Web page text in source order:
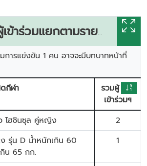
ร่วมแยกตามรายการแข่งขัน
มการแข่งขัน 1 คน อาจจะมีบทบาทหน้าที่
กีฬา
รวมผู้
เข้าร่วมฯ
โฮชินซุล คู่หญิง
2
รุ่น D น้ำหนักเกิน 60
น 65 กก.
1